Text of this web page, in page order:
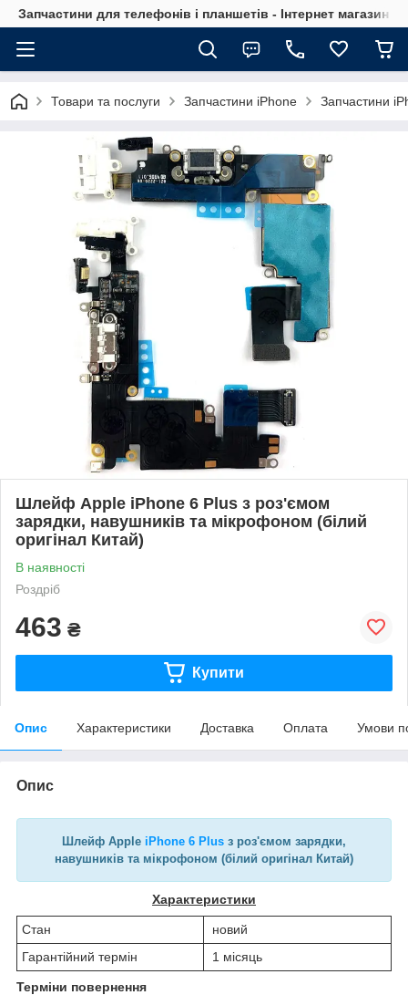
Запчастини для телефонів і планшетів - Інтернет магазин
Товари та послуги Запчастини iPhone Запчастини
Шлейф Apple iPhone 6 Plus з роз'ємом
зарядки, навушників та мікрофоном (білий
оригінал Китай)
В наявності
Роздріб
463 ₴
Купити
Опис Характеристики Доставка Оплата Умови
Опис
Шлейф Apple iPhone 6 Plus з роз'ємом зарядки,
навушників та мікрофоном (білий оригінал Китай)
Характеристики
Стан
новий
Гарантійний термін
1 місяць
Терміни повернення